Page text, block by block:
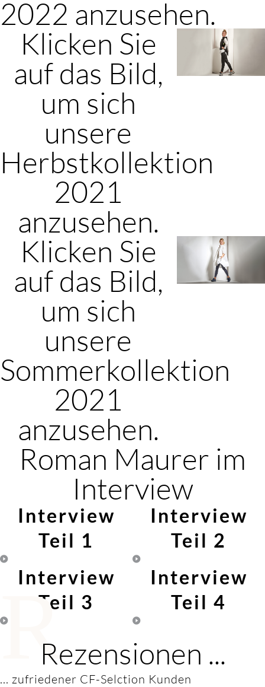
2022 anzusehen.
Klicken Sie
auf das Bild,
um sich
unsere
Herbstkollektion
2021
anzusehen.
Klicken Sie
auf das Bild,
um sich
unsere
Sommerkollektion
2021
anzusehen.
Roman Maurer im
Interview
Interview
Teil 1
Interview
Teil 2
Interview
Teil 3
Interview
Teil 4
RRezensionen ...
... zufriedener CF-Selction Kunden